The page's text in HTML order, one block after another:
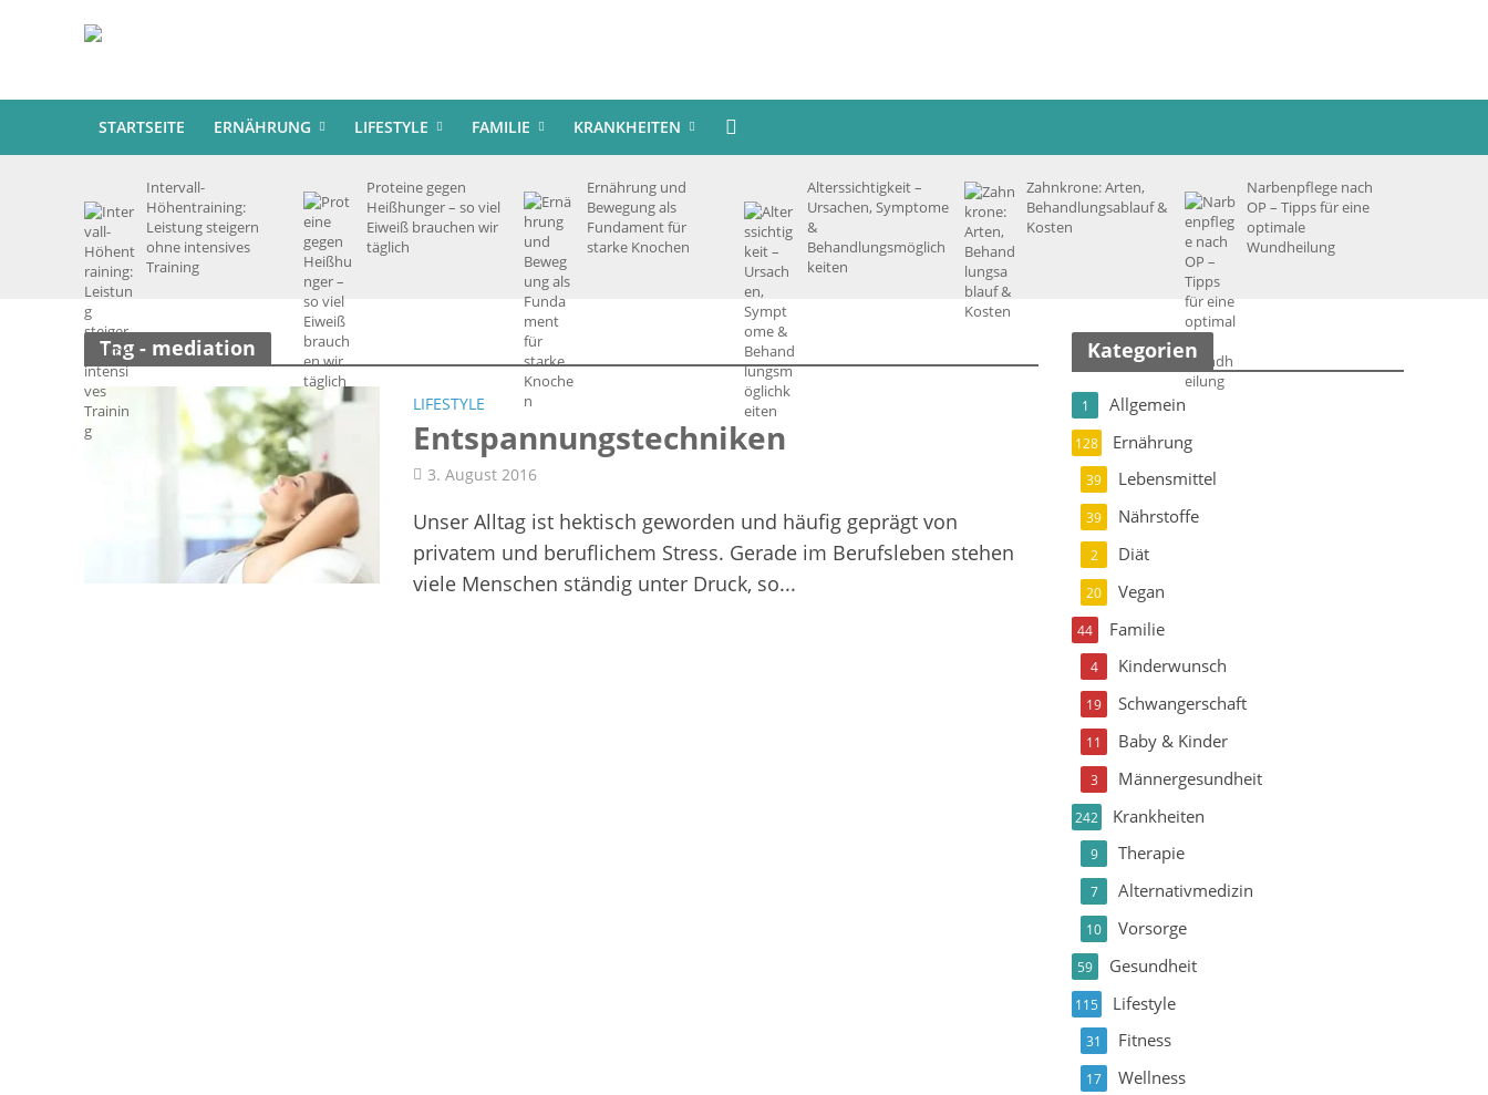
STARTSEITE ERNÄHRUNG LIFESTYLE FAMILIE KRANKHEITEN
Intervall-
Höhentraining:
Leistung steigern
ohne intensives
Training
Proteine gegen
Heißhunger – so viel
Eiweiß brauchen wir
täglich
Ernährung und
Bewegung als
Fundament für
starke Knochen
Alterssichtigkeit –
Ursachen, Symptome
&
Behandlungsmöglich
keiten
Zahnkrone: Arten,
Behandlungsablauf &
Kosten
Narbenpflege nach
OP – Tipps für eine
optimale
Wundheilung
Tag - mediation
LIFESTYLE
Entspannungs­techniken
3. August 2016
Unser Alltag ist hektisch geworden und häufig geprägt von
privatem und beruflichem Stress. Gerade im Berufsleben stehen
viele Menschen ständig unter Druck, so...
Kategorien
Allgemein
1
Ernährung
128
Lebensmittel
39
Nährstoffe
39
Diät
2
Vegan
20
Familie
44
Kinderwunsch
4
Schwangerschaft
19
Baby & Kinder
11
Männergesundheit
3
Krankheiten
242
Therapie
9
Alternativmedizin
7
Vorsorge
10
Gesundheit
59
Lifestyle
115
Fitness
31
Wellness
17